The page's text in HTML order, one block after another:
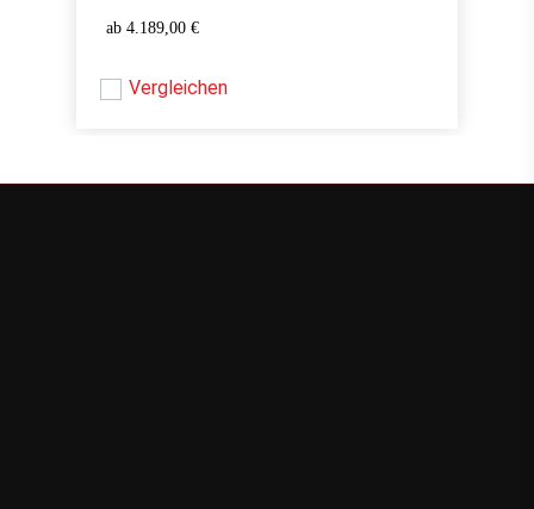
4.189,00 €
4.189,00
Vergleichen